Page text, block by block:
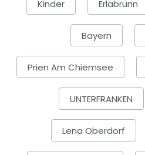
Kinder Erlabrunn
Bayern
Prien Am Chiemsee
UNTERFRANKEN
Lena Oberdorf